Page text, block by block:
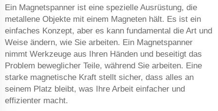
Ein Magnetspanner ist eine spezielle Ausrüstung, die
metallene Objekte mit einem Magneten hält. Es ist ein
einfaches Konzept, aber es kann fundamental die Art und
Weise ändern, wie Sie arbeiten. Ein Magnetspanner
nimmt Werkzeuge aus Ihren Händen und beseitigt das
Problem beweglicher Teile, während Sie arbeiten. Eine
starke magnetische Kraft stellt sicher, dass alles an
seinem Platz bleibt, was Ihre Arbeit einfacher und
effizienter macht.